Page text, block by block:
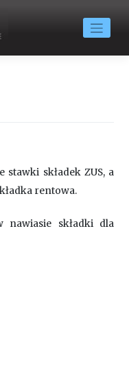
stawki składek ZUS, a
rentowa.
nawiasie składki dla